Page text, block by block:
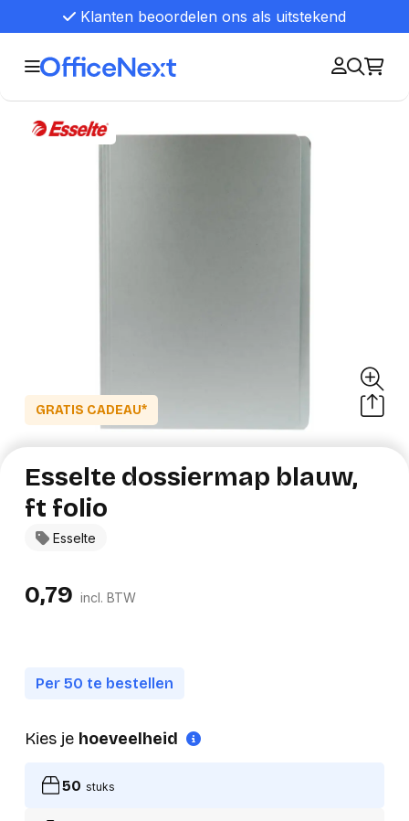
Klanten beoordelen ons als uitstekend
GRATIS CADEAU*
Esselte
Esselte dossiermap blauw,
ft folio
0,79 incl. BTW
Per 50 te bestellen
Kies je hoeveelheid
50 stuks